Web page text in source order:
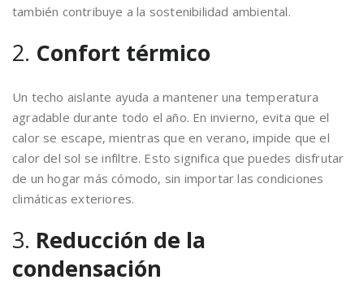
también contribuye a la sostenibilidad ambiental.
2. Confort térmico
Un techo aislante ayuda a mantener una temperatura
agradable durante todo el año. En invierno, evita que el
calor se escape, mientras que en verano, impide que el
calor del sol se infiltre. Esto significa que puedes disfrutar
de un hogar más cómodo, sin importar las condiciones
climáticas exteriores.
3. Reducción de la
condensación